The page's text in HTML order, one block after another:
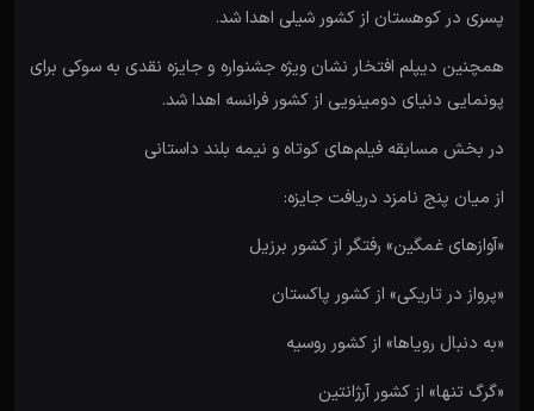
پسری در کوهستان از کشور شیلی اهدا شد.
همچنین دیپلم افتخار نشان ویژه جشنواره و جایزه نقدی به سوکی برای
پونمایی دنیای دومینویی از کشور فرانسه اهدا شد.
در بخش مسابقه فیلم‌های کوتاه و نیمه بلند داستانی
از میان پنج نامزد دریافت جایزه:
«آوازهای غمگین» رفتگر از کشور برزیل
«پرواز در تاریکی» از کشور پاکستان
«به دنبال رویاها» از کشور روسیه
«گرگ تنها» از کشور آرژانتین